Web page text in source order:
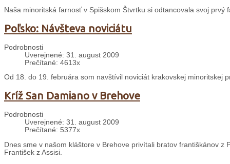
Naša minoritská farnosť v Spišskom Štvrtku si odtancovala svoj
Poľsko: Návšteva noviciátu
Podrobnosti
Uverejnené: 31. august 2009
Prečítané: 4613x
Od 18. do 19. februára som navštívil noviciát krakovskej minoritskej
Kríž San Damiano v Brehove
Podrobnosti
Uverejnené: 31. august 2009
Prečítané: 5377x
Dnes sme v našom kláštore v Brehove privítali bratov františkánov
František z Assisi.